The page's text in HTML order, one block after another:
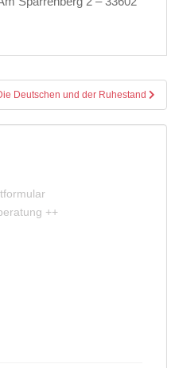
Deutschen und der Ruhestand
++